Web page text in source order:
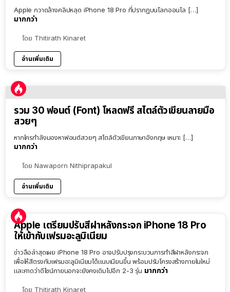
Apple กวาดล้างคลิปหลุด iPhone 18 Pro ที่ปรากฏบนโลกออนไล […]
มากกว่า
โดย Thitirath Kinaret
อ่านเพิ่มเติม
รวม 30 ฟอนต์ (Font) โหลดฟรี สไตล์ตัวเขียนลายมือ
สวยๆ
หากใครกำลังมองหาฟอนต์สวยๆ สไตล์ตัวเขียนภาษาอังกฤษ เหมาะ […]
มากกว่า
โดย Nawaporn Nithiprapakul
อ่านเพิ่มเติม
Apple เตรียมปรับสีฝาหลังกระจก iPhone 18 Pro
ให้เข้ากับเฟรมอะลูมิเนียม
ข่าวลือล่าสุดเผย iPhone 18 Pro อาจปรับปรุงกระบวนการทำสีฝาหลังกระจก
เพื่อให้สีตรงกับเฟรมอะลูมิเนียมได้แนบเนียนขึ้น พร้อมปรับโครงสร้างภายในใหม่
และคาดว่าดีไซน์ภายนอกจะยังคงเดิมไปอีก 2-3 รุ่น มากกว่า
โดย Thitirath Kinaret